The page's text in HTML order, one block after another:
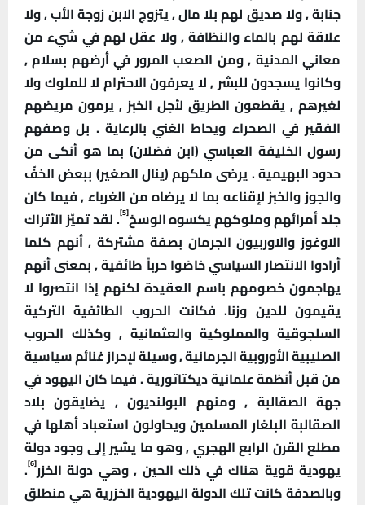
جنابة , ولا صديق لهم بلا مال , يتزوج الابن زوجة الأب , ولا
علاقة لهم بالماء والنظافة , ولا عقل لهم في شيء من
معاني المدنية , ومن الصعب المرور في أرضهم بسلام ,
وكانوا يسجدون للبشر , لا يعرفون الاحترام لا للملوك ولا
لغيرهم , يقطعون الطريق لأجل الخبز , يرمون مريضهم
الفقير في الصحراء ويحاط الغني بالرعاية . بل وصفهم
رسول الخليفة العباسي (ابن فضلان) بما هو أنكى من
حدود البهيمية . يرضى ملكهم (ينال الصغير) ببعض الخفّ
والجوز والخبز لإقناعه بما لا يرضاه من الغرباء , فيما كان
جلد أمرائهم وملوكهم يكسوه الوسخ[5] . لقد تميّز الأتراك
الاوغوز والاوربيون الجرمان بصفة مشتركة , أنهم كلما
أرادوا الانتصار السياسي خاضوا حرباً طائفية , بمعنى أنهم
يهاجمون خصومهم باسم العقيدة لكنهم إذا انتصروا لا
يقيمون للدين وزنا. فكانت الحروب الطائفية التركية
السلجوقية والمملوكية والعثمانية , وكذلك الحروب
الصليبية الأوروبية الجرمانية , وسيلة لإحراز غنائم سياسية
من قبل أنظمة علمانية ديكتاتورية .فيما كان اليهود في
جهة الصقالبة , ومنهم البولنديون , يضايقون بلاد
الصقالبة البلغار المسلمين ويحاولون استعباد أهلها في
مطلع القرن الرابع الهجري , وهو ما يشير إلى وجود دولة
يهودية قوية هناك في ذلك الحين , وهي دولة الخزر[6]
.
وبالصدفة كانت تلك الدولة اليهودية الخزرية هي منطلق